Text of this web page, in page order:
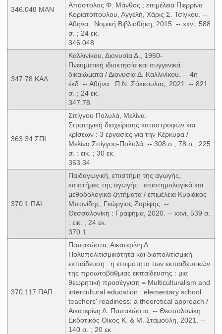
346.048 ΜΑΝ
Απόστολος Φ. Μάνθος ; επιμέλεια Πιερρίνα
Κοριατοπούλου, Αγγελή, Χάρις Σ. Τσίγκου. --
Αθήνα : Νομική Βιβλιοθήκη, 2015. -- xxvi, 588
σ. ; 24 εκ.
346.048
347.78 ΚΑΛ
Καλλινίκου, Διονυσία Δ., 1950-
Πνευματική ιδιοκτησία και συγγενικά
δικαιώματα / Διονυσία Δ. Καλλινίκου. -- 4η
έκδ. -- Αθήνα : Π.Ν. Σάκκουλας, 2021. -- 821
σ. ; 24 εκ.
347.78
363.34 ΣΠΙ
Σπίγγου Πολυλά, Μελίνα.
Στρατηγική διαχείρισης καταστροφών και
κρίσεων : 3 εργασίες για την Κέρκυρα /
Μελίνα Σπίγγου-Πολυλά. -- 308 σ., 78 σ., 225
σ. : εικ. ; 30 εκ.
363.34
370.1 ΠΑΙ
Παιδαγωγική, επιστήμη της αγωγής,
επιστήμες της αγωγής : επιστημολογικά και
μεθοδολογικά ζητήματα / επιμέλεια Κυριάκος
Μπονίδης, Γεώργιος Ζαρίφης. --
Θεσσαλονίκη : Γράφημα, 2020. -- xxvi, 539 σ.
: εικ. ; 24 εκ.
370.1
370.117 ΠΑΠ
Παπακώστα, Αικατερίνη Δ.
Πολυπολιτισμικότητα και διαπολιτισμική
εκπαίδευση : η ετοιμότητα των εκπαιδευτικών
της προωτοβάθμιας εκπαίδευσης : μια
θεωρητική προσέγγιση = Multiculturalism and
intercultural education : elementary school
teachers' readiness: a theoretical approach /
Αικατερίνη Δ. Παπακώστα. -- Θεσσαλονίκη :
Εκδοτικός Οίκος Κ. & Μ. Σταμούλη, 2021. --
140 σ. ; 20 εκ.